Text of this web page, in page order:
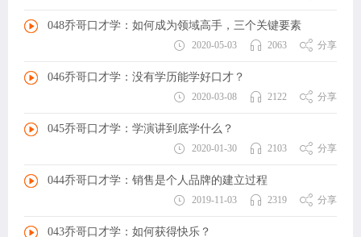
048乔哥口才学：如何成为领域高手，三个关键要素
2020-05-03 2063 分享
046乔哥口才学：没有学历能学好口才？
2020-03-08 2122 分享
045乔哥口才学：学演讲到底学什么？
2020-01-30 2103 分享
044乔哥口才学：销售是个人品牌的建立过程
2019-11-03 2319 分享
043乔哥口才学：如何获得快乐？